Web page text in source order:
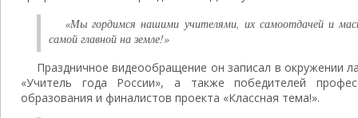
«Мы гордимся нашими учителями, их самоотдачей и
самой главной на земле!»
Праздничное видеообращение он записал в окружении
«Учитель года России», а также победителей
образования и финалистов проекта «Классная тема!».